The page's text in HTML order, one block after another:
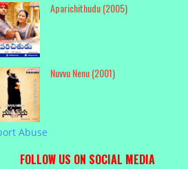
Aparichithudu (2005)
Nuvvu Nenu (2001)
Abuse
FOLLOW US ON SOCIAL MEDIA